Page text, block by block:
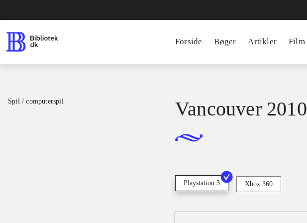
Forside Bøger Artikler Film
Spil / computerspil Vancouver 2010
Playstation 3 Xbox 360